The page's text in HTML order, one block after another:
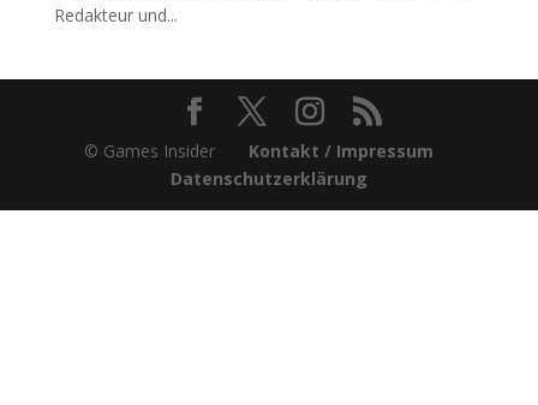
Redakteur und...
© Games Insider Kontakt / Impressum
Datenschutzerklärung